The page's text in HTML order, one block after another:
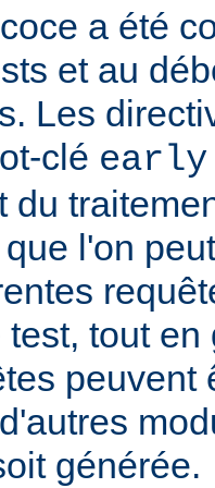
a été
et au
Les
clé early
du
l'on
tout
peuvent
générée.